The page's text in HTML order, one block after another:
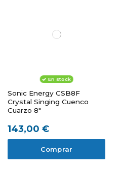
En stock
Sonic Energy CSB8F
Crystal Singing Cuenco
Cuarzo 8"
143,00 €
Comprar